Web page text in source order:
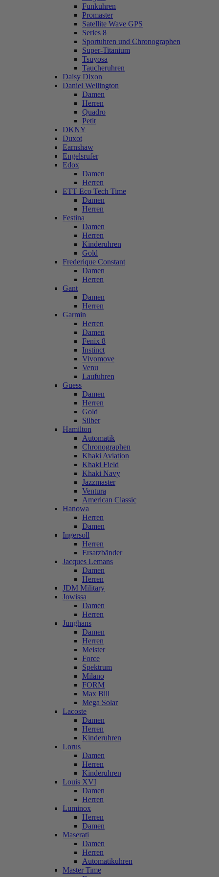
Funkuhren
Promaster
Satellite Wave GPS
Series 8
Sportuhren und Chronographen
Super-Titanium
Tsuyosa
Taucheruhren
Daisy Dixon
Daniel Wellington
Damen
Herren
Quadro
Petit
DKNY
Duxot
Earnshaw
Engelsrufer
Edox
Damen
Herren
ETT Eco Tech Time
Damen
Herren
Festina
Damen
Herren
Kinderuhren
Gold
Frederique Constant
Damen
Herren
Gant
Damen
Herren
Garmin
Herren
Damen
Fenix 8
Instinct
Vivomove
Venu
Laufuhren
Guess
Damen
Herren
Gold
Silber
Hamilton
Automatik
Chronographen
Khaki Aviation
Khaki Field
Khaki Navy
Jazzmaster
Ventura
American Classic
Hanowa
Herren
Damen
Ingersoll
Herren
Ersatzbänder
Jacques Lemans
Damen
Herren
JDM Military
Jowissa
Damen
Herren
Junghans
Damen
Herren
Meister
Force
Spektrum
Milano
FORM
Max Bill
Mega Solar
Lacoste
Damen
Herren
Kinderuhren
Lorus
Damen
Herren
Kinderuhren
Louis XVI
Damen
Herren
Luminox
Herren
Damen
Maserati
Damen
Herren
Automatikuhren
Master Time